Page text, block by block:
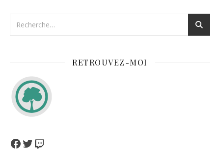
RETROUVEZ-MOI
Facebook
TwitterTwitch